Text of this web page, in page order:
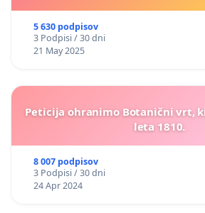
5 630 podpisov
3 Podpisi / 30 dni
21 May 2025
Peticija ohranimo Botanični vrt,
leta 1810.
8 007 podpisov
3 Podpisi / 30 dni
24 Apr 2024